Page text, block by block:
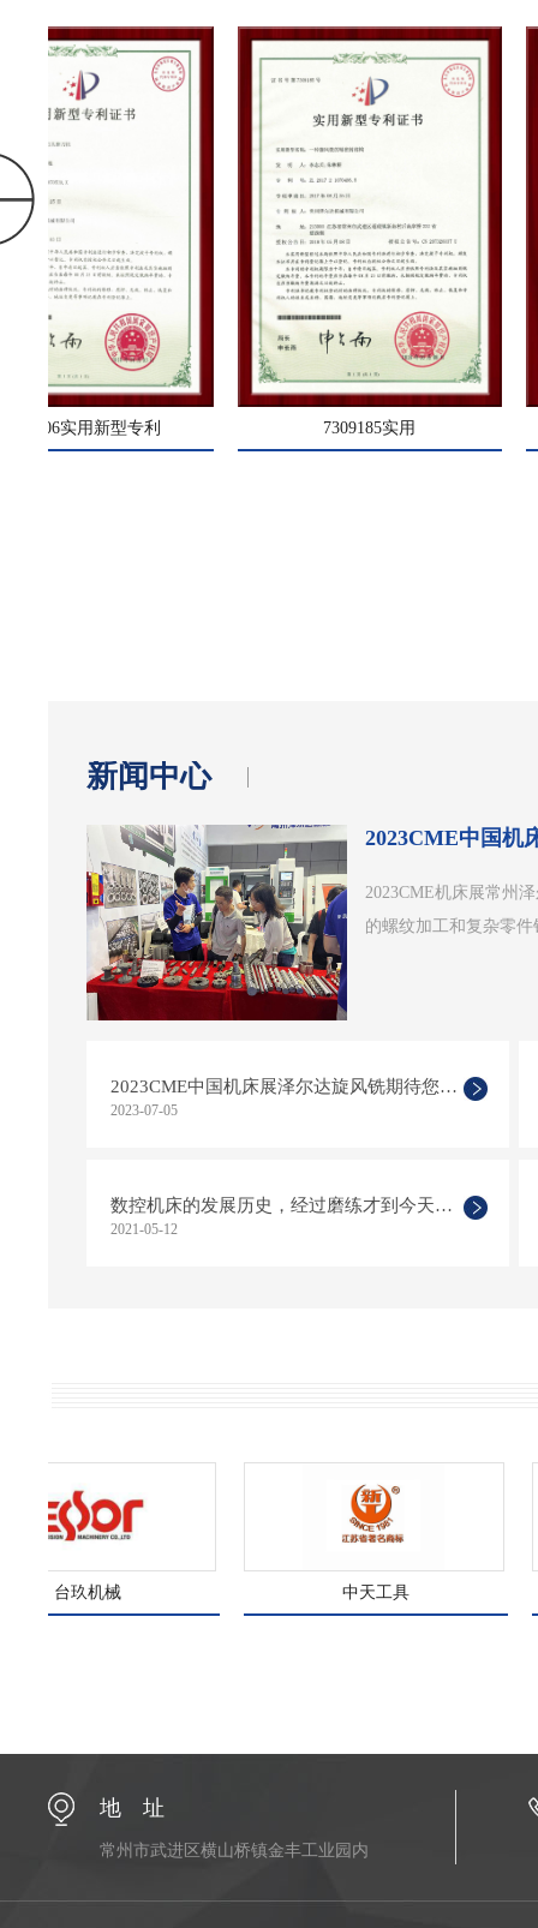
7309185实用 7309185实用新型
新闻中心
2023CME中国机
2023CME机床展常州
的螺纹加工和复杂零
2023CME中国机床展泽尔达旋风铣期待您的光临！
2023-07-05
数控机床的发展历史，经过磨练才到今天的科技
2021-05-12
地 址
常州市武进区横山桥镇金丰工业园内